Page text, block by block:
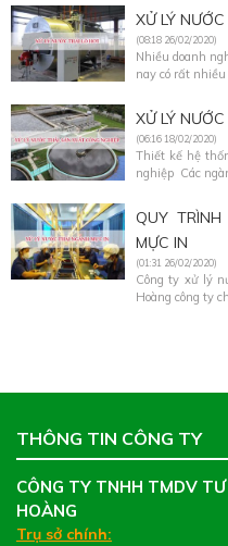
XỬ LÝ
(08:18 26/02/2020)
Nhiều doanh
nay có rất
XỬ LÝ
(06:16 18/02/2020)
Thiết kế hệ
nghiệp Các
QUY
MỰC IN
(01:31 26/02/2020)
Công ty xử lý
Hoàng công ty
THÔNG TIN CÔNG TY
CÔNG TY TNHH TMDV
HOÀNG
Trụ sở chính: